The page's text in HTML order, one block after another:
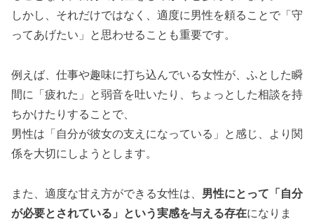
しかし、それだけではなく、適度に男性を頼ることで「守
ってあげたい」と思わせることも重要です。
例えば、仕事や趣味に打ち込んでいる女性が、ふとした瞬
間に「疲れた」と弱音を吐いたり、ちょっとした相談を持
ちかけたりすることで、
男性は「自分が彼女の支えになっている」と感じ、より関
係を大切にしようとします。
また、適度な甘え方ができる女性は、 男性にとって「自分
が必要とされている」という実感を与える存在になりま